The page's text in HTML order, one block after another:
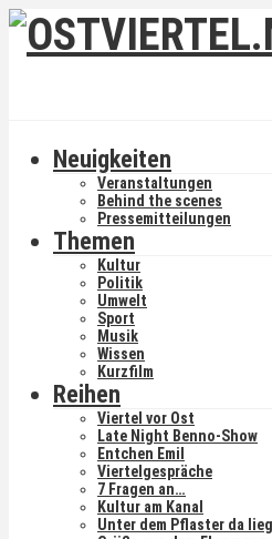
Neuigkeiten
Veranstaltungen
Behind the scenes
Pressemitteilungen
Themen
Kultur
Politik
Umwelt
Sport
Musik
Wissen
Kurzfilm
Reihen
Viertel vor Ost
Late Night Benno-Show
Entchen Emil
Viertelgespräche
7 Fragen an…
Kultur am Kanal
Unter dem Pflaster da